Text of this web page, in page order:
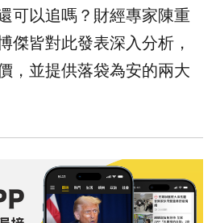
可以追嗎？ 財經專家陳重
傑皆對此發表深入分析，
，並提供落袋為安的兩大